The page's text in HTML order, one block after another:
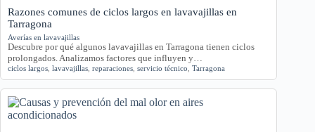
Razones comunes de ciclos largos en lavavajillas en
Tarragona
Averías en lavavajillas
Descubre por qué algunos lavavajillas en Tarragona tienen ciclos
prolongados. Analizamos factores que influyen y…
ciclos largos lavavajillas reparaciones servicio técnico Tarragona